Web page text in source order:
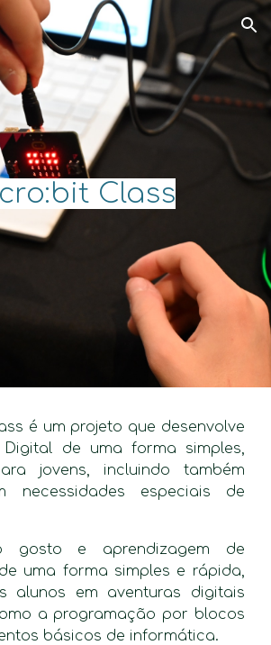
Skip to navigation
Class
é um projeto que desenvolve
de uma forma simples,
jovens, incluindo também
necessidades especiais de
gosto e aprendizagem de
uma forma simples e rápida,
alunos em aventuras digitais
a programação por blocos
básicos de informática.